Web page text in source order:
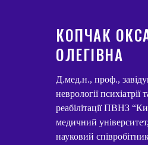
КОПЧАК
ОЛЕГІВНА
Д.мед.н., проф.,
неврології психіатрії
реабілітації ПВНЗ
медичний
науковий